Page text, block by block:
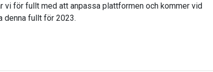
vi för fullt med att anpassa plattformen och kommer vid
denna fullt för 2023.